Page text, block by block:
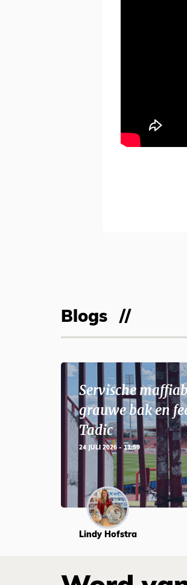
Blogs
Servische
grauwe bak en
Tadic
24 JULI 2026 - 11:59
Lindy Hofstra